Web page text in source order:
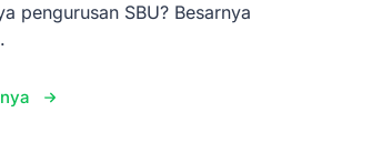
pengurusan SBU? Besarnya